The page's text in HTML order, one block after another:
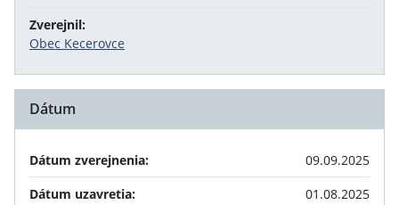
Zverejnil:
Obec Kecerovce
Dátum
Dátum zverejnenia:
09.09.2025
Dátum uzavretia:
01.08.2025